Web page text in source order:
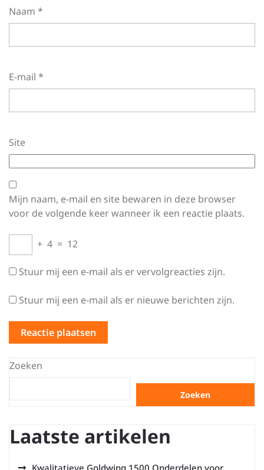
Naam *
E-mail *
Site
Mijn naam, e-mail en site bewaren in deze browser
voor de volgende keer wanneer ik een reactie plaats.
+ 4 = 12
Stuur mij een e-mail als er vervolgreacties zijn.
Stuur mij een e-mail als er nieuwe berichten zijn.
Zoeken
Zoeken
Laatste artikelen
Kwalitatieve Goldwing 1500 Onderdelen voor